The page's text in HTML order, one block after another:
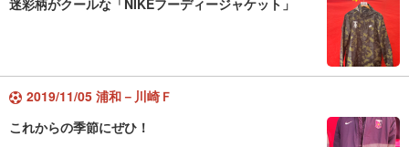
迷彩柄がクールな「NIKEフーディージャケット」
2019/11/05 浦和－川崎Ｆ
これからの季節にぜひ！